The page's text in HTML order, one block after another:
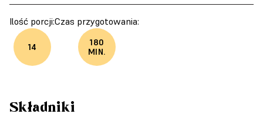
Ilość porcji:
14
Czas przygotowania:
180
MIN.
Składniki